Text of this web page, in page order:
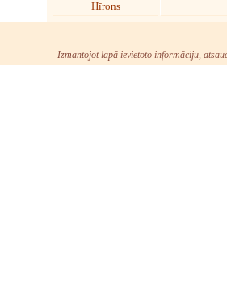
Hīrons
Izmantojot lapā ievietoto informāciju,